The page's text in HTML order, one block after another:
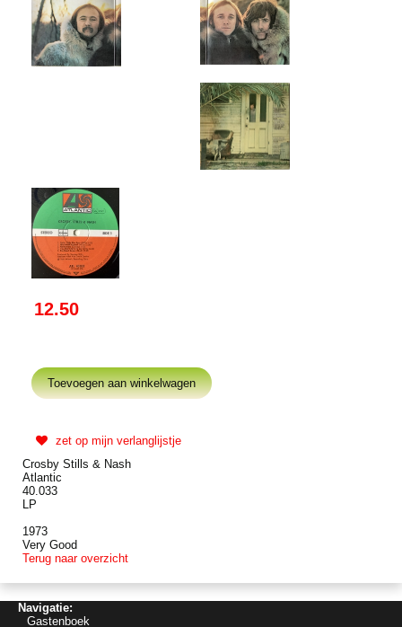
12.50
zet op mijn verlanglijstje
Crosby Stills & Nash
Atlantic
40.033
LP
1973
Very Good
Terug naar overzicht
Navigatie:
Gastenboek